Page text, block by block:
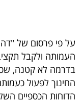
5
המילון
הכלכלי
על פי פרסום של
העמותה ולקבל
בדרמה לא קטנה,
החינוך לפעול
הדוחות הכספיים